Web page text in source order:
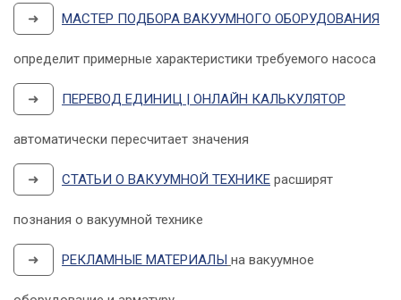
➜ МАСТЕР ПОДБОРА ВАКУУМНОГО ОБОРУДОВАНИЯ
определит примерные характеристики требуемого насоса
➜ ПЕРЕВОД ЕДИНИЦ | ОНЛАЙН КАЛЬКУЛЯТОР
автоматически пересчитает значения
➜ СТАТЬИ О ВАКУУМНОЙ ТЕХНИКЕ расширят
познания о вакуумной технике
➜ РЕКЛАМНЫЕ МАТЕРИАЛЫ на вакуумное